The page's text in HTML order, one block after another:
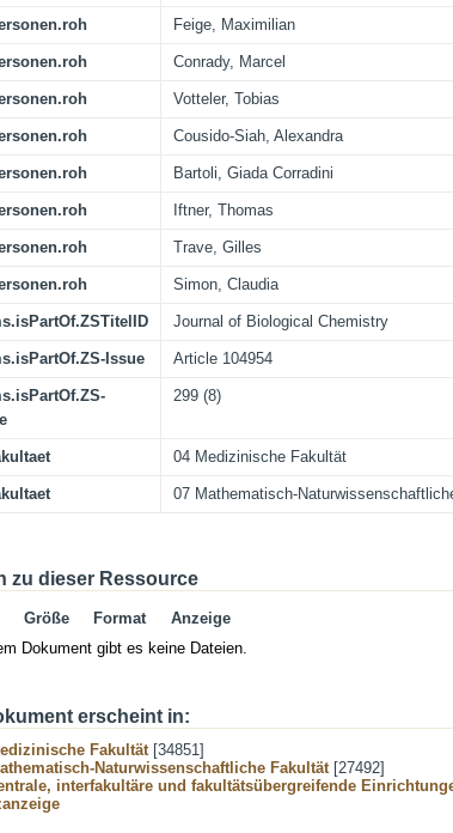
Feige, Maximilian
Conrady, Marcel
Votteler, Tobias
Cousido-Siah, Alexandra
Bartoli, Giada Corradini
Iftner, Thomas
Trave, Gilles
Simon, Claudia
Journal of Biological Chemistry
Issue Article 104954
299 (8)
04 Medizinische Fakultät
07 Mathematisch-
zu dieser Ressource
Größe Format
Anzeige
Dokument gibt es keine Dateien.
erscheint in:
Fakultät[34851]
Naturwissenschaftliche Fakultät[27492]
interfakultäre und fakultätsübergreifende